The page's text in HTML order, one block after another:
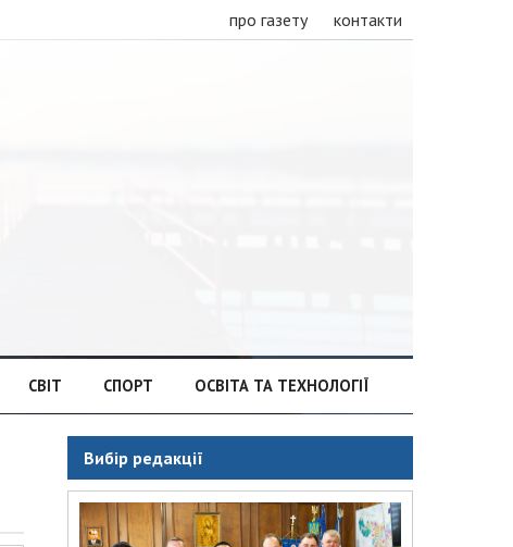
про газету контакти
СВІТ СПОРТ ОСВІТА ТА ТЕХНОЛОГІЇ
Вибір редакції